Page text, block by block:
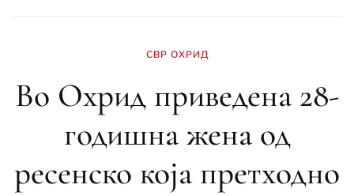
СВР ОХРИД
Во Охрид приведена 28-
годишна жена од
ресенско која претходно